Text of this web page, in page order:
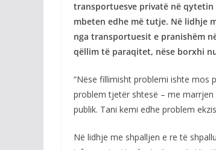
transportuesve privatë në
mbeten edhe më tutje. Në lidhje
nga transportuesit e pranishëm
qëllim të paraqitet, nëse borxhi
“Nëse fillimisht problemi ishte mos
problem tjetër shtesë – me
publik. Tani kemi edhe problem
Në lidhje me shpalljen e re të